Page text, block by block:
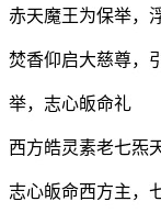
赤天魔王为保举，
焚香仰启大慈尊，
举，志心皈命礼
西方皓灵素老七炁
志心皈命西方主，